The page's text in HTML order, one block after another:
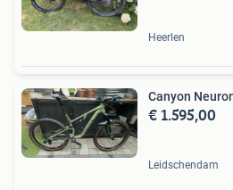
Heerlen
Canyon
€ 1.595,00
Leidschendam